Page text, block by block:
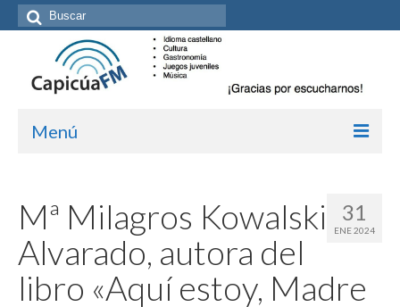
Buscar
por:
Menú
Kit de medios
Cómo suscribirte
Más de Allan Tépper
31
ENE 2024
Mª Milagros Kowalski
Alvarado, autora del
libro «Aquí estoy, Madre